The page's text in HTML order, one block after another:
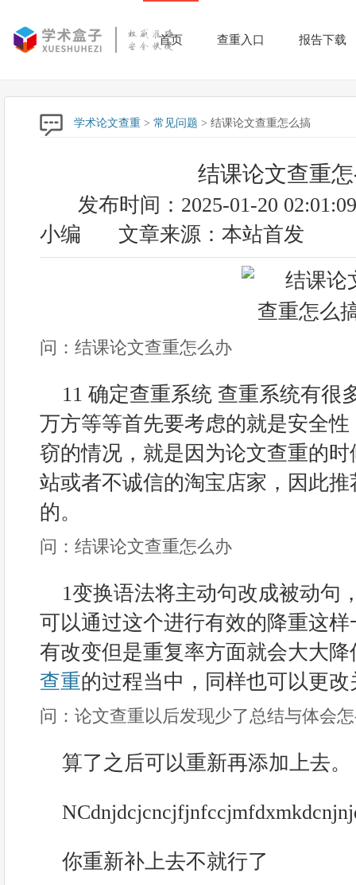
首页 查重入口 报告下载
学术论文查重 > 常见问题 > 结课论文查重怎么搞
结课论文查重
发布时间：2025-01-20 02:01:09
小编
文章来源：本站首发
问：结课论文查重怎么办
11 确定查重系统 查重系统有很
万方等等首先要考虑的就是安全
窃的情况，就是因为论文查重的
站或者不诚信的淘宝店家，因此
的。
问：结课论文查重怎么办
1变换语法将主动句改成被动句
可以通过这个进行有效的降重这
有改变但是重复率方面就会大大
查重的过程当中，同样也可以更
问：论文查重以后发现少了总结与体会
算了之后可以重新再添加上去。
你重新补上去不就行了